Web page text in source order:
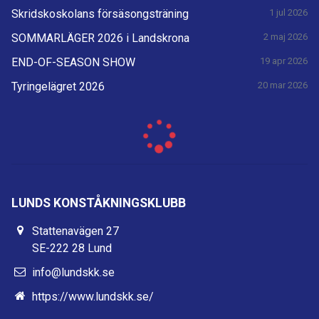
Skridskoskolans försäsongsträning 1 jul 2026
SOMMARLÄGER 2026 i Landskrona 2 maj 2026
END-OF-SEASON SHOW 19 apr 2026
Tyringelägret 2026 20 mar 2026
LUNDS KONSTÅKNINGSKLUBB
Stattenavägen 27
SE-222 28 Lund
info@lundskk.se
https://www.lundskk.se/